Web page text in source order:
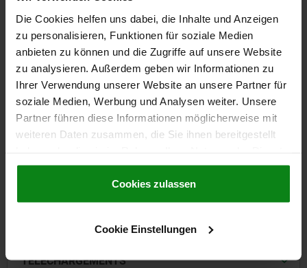
Die Cookies helfen uns dabei, die Inhalte und Anzeigen
zu personalisieren, Funktionen für soziale Medien
anbieten zu können und die Zugriffe auf unsere Website
zu analysieren. Außerdem geben wir Informationen zu
Ihrer Verwendung unserer Website an unsere Partner für
soziale Medien, Werbung und Analysen weiter. Unsere
Partner führen diese Informationen möglicherweise mit
weiteren Daten zusammen, die Sie ihnen bereitgestellt
gesammelt haben.Cookie Richtlinien
Datenschutz|AGB
Cookies zulassen
Cookie Einstellungen
FILETAGE=M12 TARAUDAGE=M16
H2=190 H3=200 H4=40 H5=5,5 H6=18 L1=277 L2=200
L3=100
L7=300 L8=25
FORCE DE TRACTION AVEC TURBO (KN)=24
Référence:01857-10-138092005070
21.500,97 CHF
hors TVA
DÉTAILS
TÉLÉCHARGEMENTS